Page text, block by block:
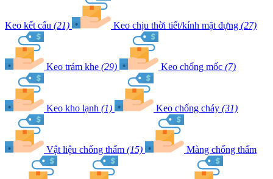
Keo kết cấu (21) Keo chịu thời tiết/kính mặt đựng (27)
Keo trám khe (29) Keo chống mốc (7)
Keo kho lạnh (1) Keo chống cháy (31)
Vật liệu chống thấm (15) Màng chống thấm